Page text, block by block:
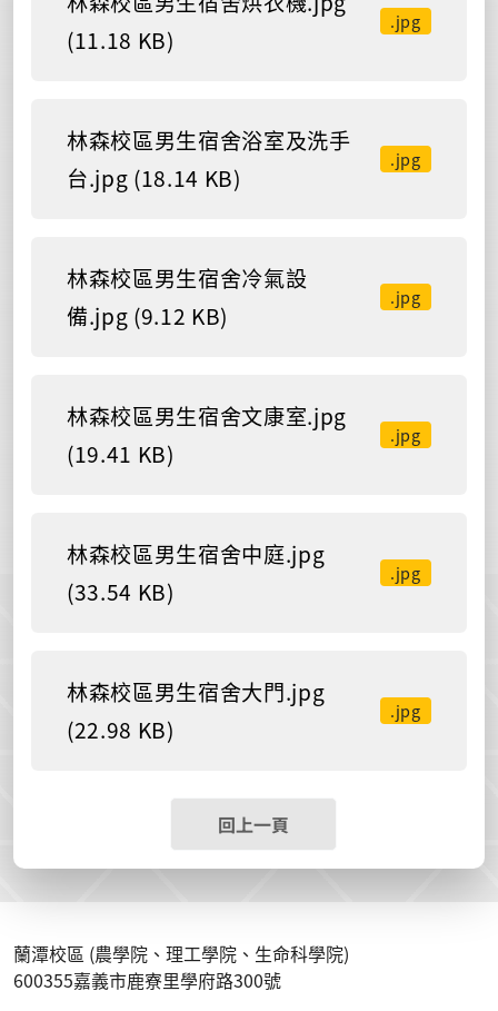
(11.18 KB)
.jpg
林森校區男生宿舍浴室及洗手
台.jpg (18.14 KB)
.jpg
林森校區男生宿舍冷氣設
備.jpg (9.12 KB)
.jpg
林森校區男生宿舍文康室.jpg
(19.41 KB)
.jpg
林森校區男生宿舍中庭.jpg
(33.54 KB)
.jpg
林森校區男生宿舍大門.jpg
(22.98 KB)
.jpg
回上一頁
蘭潭校區 (農學院、理工學院、生命科學院)
600355嘉義市鹿寮里學府路300號